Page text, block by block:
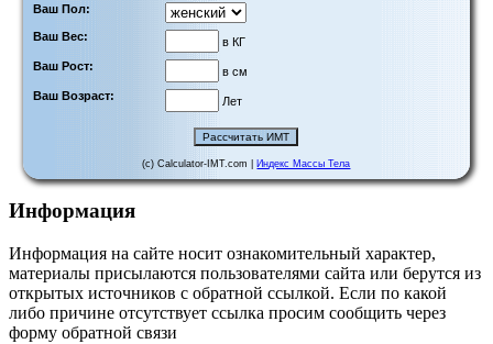
Ваш Пол:
Ваш Вес:
в КГ
Ваш Рост:
в см
Ваш Возраст:
Лет
(c) Calculator-IMT.com | Индекс Массы Тела
Информация
Информация на сайте носит ознакомительный характер,
материалы присылаются пользователями сайта или берутся из
открытых источников с обратной ссылкой. Если по какой
либо причине отсутствует ссылка просим сообщить через
форму обратной связи